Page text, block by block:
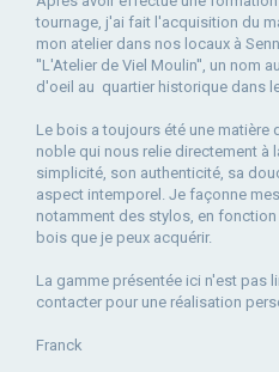
tournage, j'ai fait l'acquisition du
mon atelier dans nos locaux à
''L'Atelier de Viel Moulin'', un nom
d'oeil au quartier historique dans
Le bois a toujours été une matière
noble qui nous relie directement à
simplicité, son authenticité, sa
aspect intemporel. Je façonne
notamment des stylos, en
bois que je peux acquérir.
La gamme présentée ici n'est pas
contacter pour une réalisation
Franck